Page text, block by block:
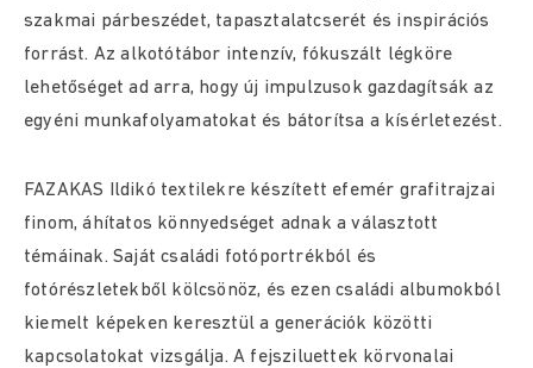
szakmai párbeszédet, tapasztalatcserét és inspirációs
forrást. Az alkotótábor intenzív, fókuszált légköre
lehetőséget ad arra, hogy új impulzusok gazdagítsák az
egyéni munkafolyamatokat és bátorítsa a kísérletezést.
FAZAKAS Ildikó textilekre készített efemér grafitrajzai
finom, áhítatos könnyedséget adnak a választott
témáinak. Saját családi fotóportrékból és
fotórészletekből kölcsönöz, és ezen családi albumokból
kiemelt képeken keresztül a generációk közötti
kapcsolatokat vizsgálja. A fejsziluettek körvonalai